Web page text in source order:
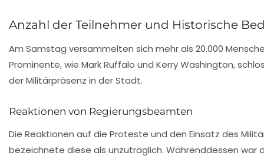
Anzahl der Teilnehmer und Historische
Am Samstag versammelten sich mehr als 20.000
Prominente, wie Mark Ruffalo und Kerry Washington,
der Militärpräsenz in der Stadt.
Reaktionen von Regierungsbeamten
Die Reaktionen auf die Proteste und den Einsatz des
bezeichnete diese als unzuträglich. Währenddessen